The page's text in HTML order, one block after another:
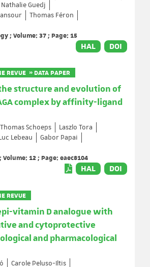
Nathalie Guedj
Thomas Féron
; Volume: 37 ; Page: 15
HAL DOI
REVUE » DATA PAPER
structure and evolution of
complex by affinity-ligand
Thomas Schoeps
Laszlo Tora
Lebeau
Gabor Papai
Volume: 12 ; Page: eaec8104
HAL DOI
REVUE
vitamin D analogue with
and cytoprotective
and pharmacological
Carole Peluso-Iltis